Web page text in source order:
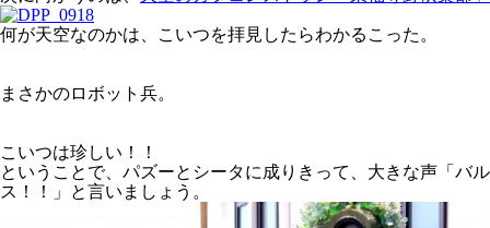
何が天空なのかは、こいつを拝見したらわかるこった。
まさかのロボット兵。
こいつは珍しい！！
ということで、パズーとシータに成りきって、大きな声「バル
ス！！」と言いましょう。